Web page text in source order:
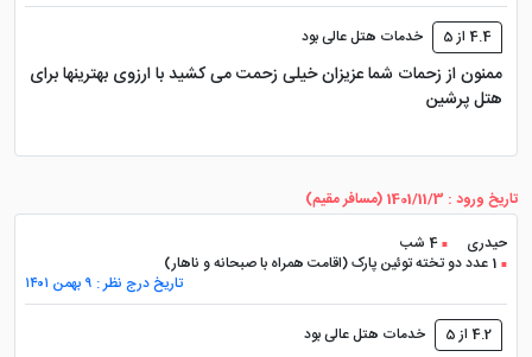
در میان زوج ها، خانواده ها و افرادی است که برای استراحت
به کیش سفر می کنند.
میان چشم انداز دریا یا باغ
هتل مارینا پارک در مجموع دارای ۱۸۶ واحد اقامتی شامل
اتاق ها و سوئیت های مختلف است که متناسب با نیاز
مسافران طراحی شده اند. بیشتر واحدها چشم اندازی رو به
4.4 از 5 خدمات هتل عالی بود
ممنون از زحمات شما عزیزان خیلی زحمت می کشید با ارزوی بهترینها برای
هتل پرشین
تاریخ ورود : 1401/11/3 (مسافر مقیم)
حیدری
4 شب
1 عدد دو تخته توئین پارک (اقامت همراه با صبحانه و ناهار)
تاریخ درج نظر : ۹ بهمن ۱۴۰۱
4.2 از 5 خدمات هتل عالی بود